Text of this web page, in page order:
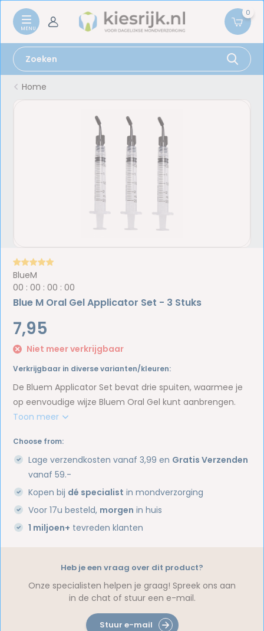
0
Home
BlueM
00 :00 :00 :00
Blue M Oral Gel Applicator Set - 3 Stuks
7,95
Niet meer verkrijgbaar
Verkrijgbaar in diverse varianten/kleuren:
De Bluem Applicator Set bevat drie spuiten, waarmee je
op eenvoudige wijze Bluem Oral Gel kunt aanbrengen.
Toon meer
Choose from:
Lage verzendkosten vanaf 3,99 en Gratis Verzenden
vanaf 59.-
Kopen bij dé specialist in mondverzorging
Voor 17u besteld, morgen in huis
1 miljoen+ tevreden klanten
Heb je een vraag over dit product?
Onze specialisten helpen je graag! Spreek ons aan
in de chat of stuur een e-mail.
Stuur e-mail